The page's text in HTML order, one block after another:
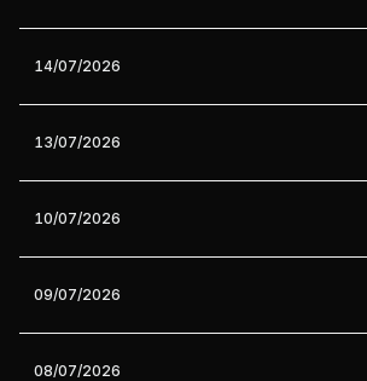
14/07/2026
13/07/2026
10/07/2026
09/07/2026
08/07/2026